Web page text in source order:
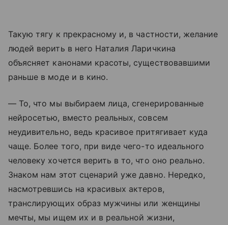
Такую тягу к прекрасному и, в частности, желание
людей верить в него Наталия Ларичкина
объясняет канонами красоты, существовавшими
раньше в моде и в кино.
— То, что мы выбираем лица, сгенерированные
нейросетью, вместо реальных, совсем
неудивительно, ведь красивое притягивает куда
чаще. Более того, при виде чего-то идеального
человеку хочется верить в то, что оно реально.
Знаком нам этот сценарий уже давно. Нередко,
насмотревшись на красивых актеров,
транслирующих образ мужчины или женщины
мечты, мы ищем их и в реальной жизни,